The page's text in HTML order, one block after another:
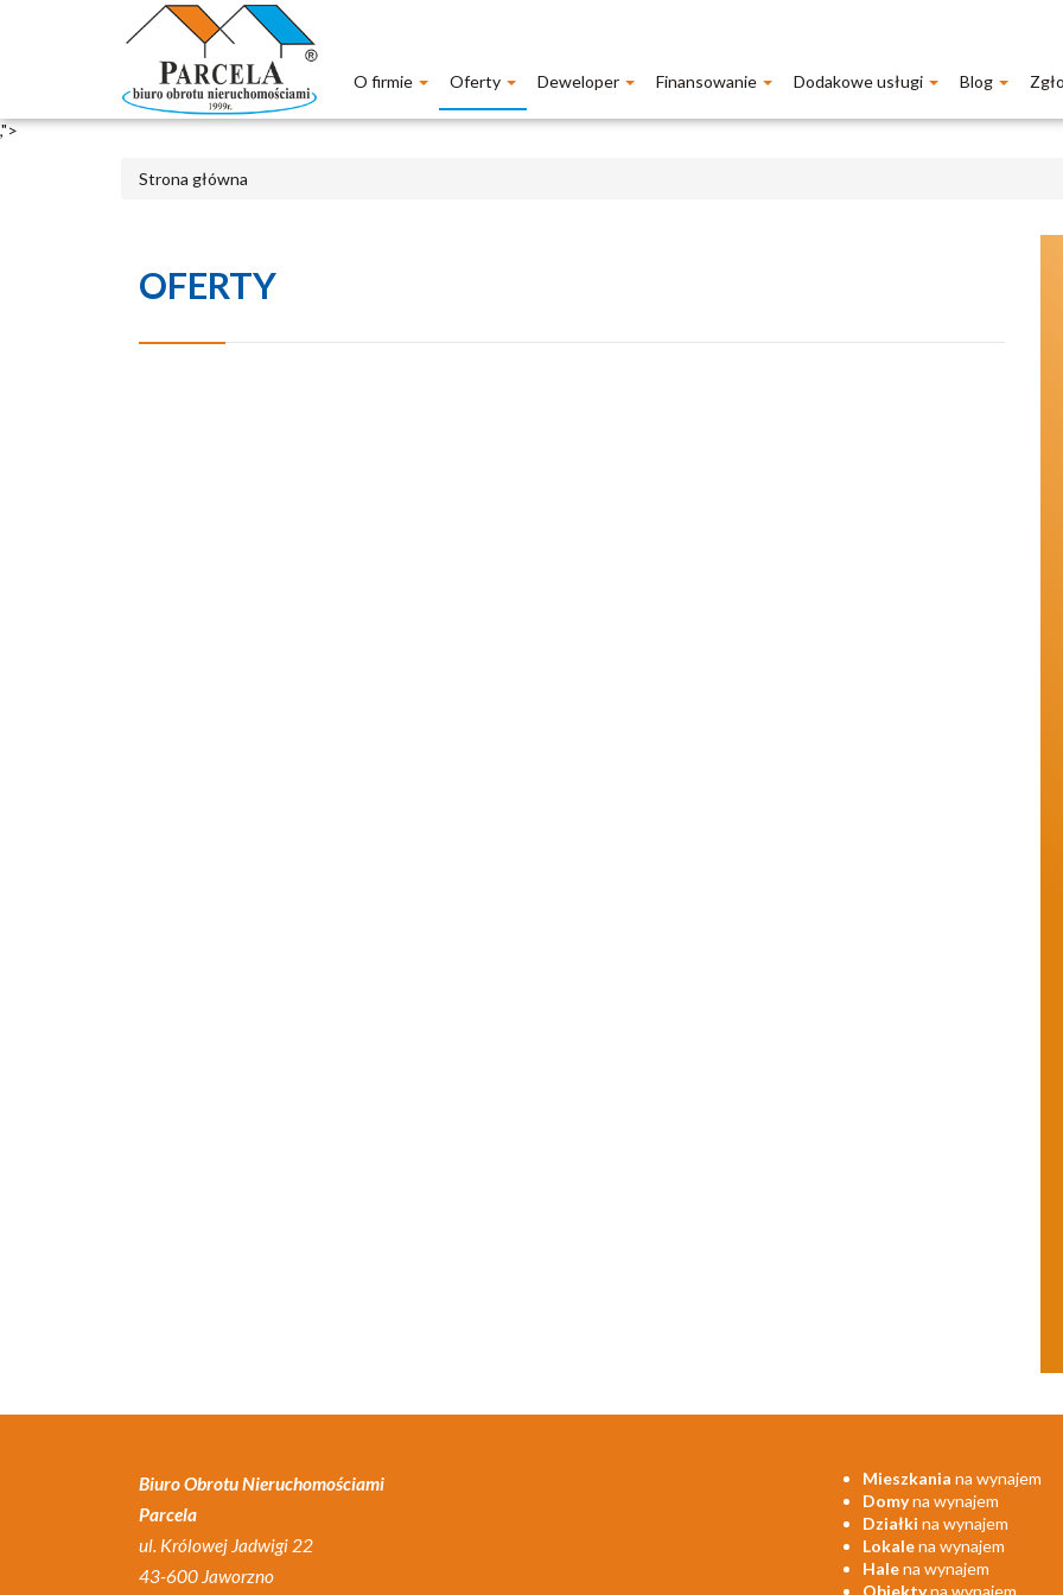
,">
O firmie Oferty Deweloper Finansowanie Dodakowe usługi Blog
Strona główna
OFERTY
Biuro Obrotu Nieruchomościami
Parcela
ul. Królowej Jadwigi 22
43-600 Jaworzno
Mieszkania na wynajem
Domyna wynajem
Działki na wynajem
Lokalena wynajem
Halena wynajem
Obiektyna wynajem